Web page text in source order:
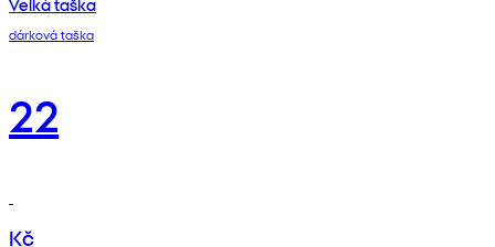
dárková taška
22
Kč